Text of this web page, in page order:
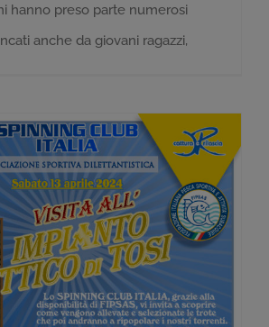
hanno preso parte numerosi
anche da giovani ragazzi,